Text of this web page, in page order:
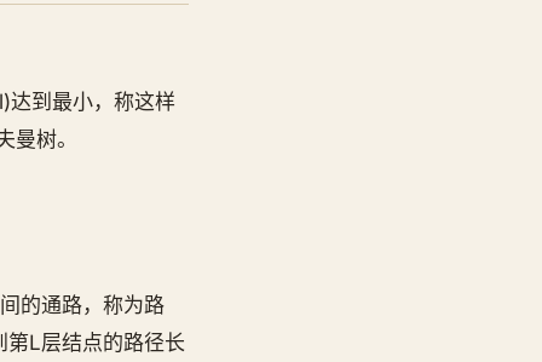
达到最小，称这样
树。
的通路，称为路
第L层结点的路径长